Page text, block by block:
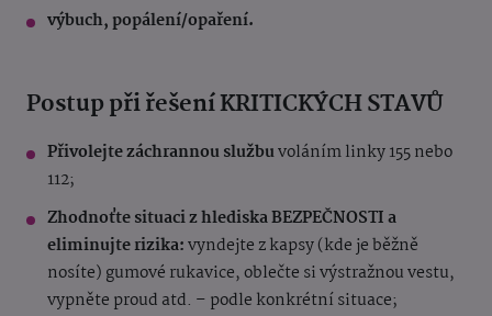
výbuch, popálení/opaření.
Postup při řešení KRITICKÝCH STAVŮ
Přivolejte záchrannou službuvoláním linky 155 nebo
112;
Zhodnoťte situaci z hlediska BEZPEČNOSTI a
eliminujte rizika:vyndejte z kapsy (kde je běžně
nosíte) gumové rukavice, oblečte si výstražnou vestu,
vypněte proud atd. – podle konkrétní situace;